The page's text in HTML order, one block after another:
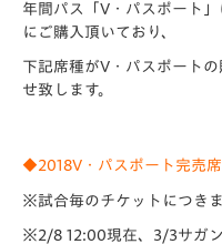
年間パス「V・パスポート
にご購入頂いており、
下記席種がV・パスポート
せ致します。
◆2018V・パスポート完売
※試合毎のチケットにつき
※2/8 12:00現在、3/3サガ